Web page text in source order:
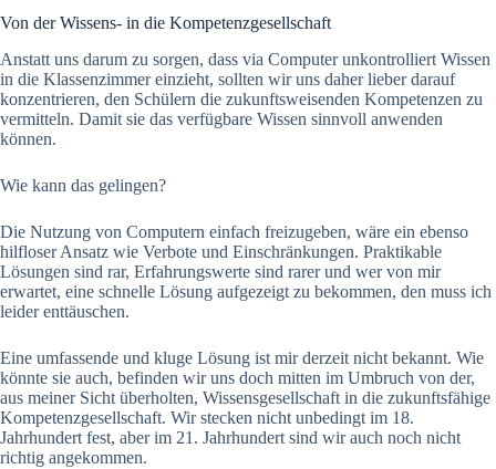
Von der Wissens- in die Kompetenzgesellschaft
Anstatt uns darum zu sorgen, dass via Computer unkontrolliert Wissen
in die Klassenzimmer einzieht, sollten wir uns daher lieber darauf
konzentrieren, den Schülern die zukunftsweisenden Kompetenzen zu
vermitteln. Damit sie das verfügbare Wissen sinnvoll anwenden
können.
Wie kann das gelingen?
Die Nutzung von Computern einfach freizugeben, wäre ein ebenso
hilfloser Ansatz wie Verbote und Einschränkungen. Praktikable
Lösungen sind rar, Erfahrungswerte sind rarer und wer von mir
erwartet, eine schnelle Lösung aufgezeigt zu bekommen, den muss ich
leider enttäuschen.
Eine umfassende und kluge Lösung ist mir derzeit nicht bekannt. Wie
könnte sie auch, befinden wir uns doch mitten im Umbruch von der,
aus meiner Sicht überholten, Wissensgesellschaft in die zukunftsfähige
Kompetenzgesellschaft. Wir stecken nicht unbedingt im 18.
Jahrhundert fest, aber im 21. Jahrhundert sind wir auch noch nicht
richtig angekommen.